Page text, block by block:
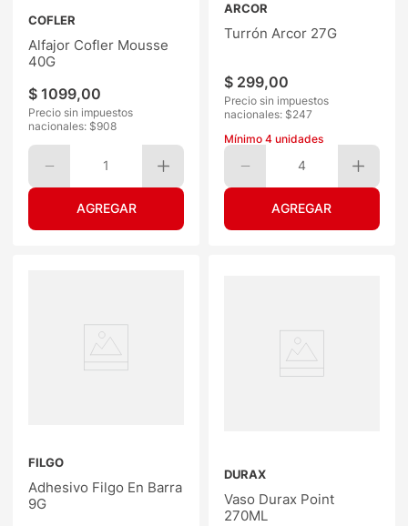
COFLER
Alfajor Cofler Mousse
40G
$ 1099,00
Precio sin impuestos
nacionales: $908
1
ARCOR
Turrón Arcor 27G
$ 299,00
Precio sin impuestos
nacionales: $247
Mínimo 4 unidades
4
FILGO
Adhesivo Filgo En Barra
9G
DURAX
Vaso Durax Point
270ML